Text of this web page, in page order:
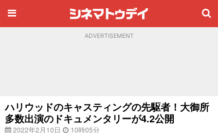
ADVERTISEMENT
ハリウッドのキャスティングの先駆者！大御所
多数出演のドキュメンタリーが4.2公開
2022年2月10日
10時05分